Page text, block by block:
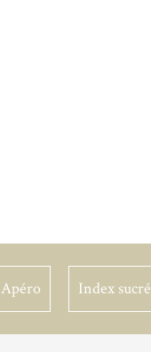
Apéro Index sucré